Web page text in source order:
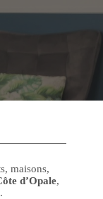
maisons,
d’Opale,